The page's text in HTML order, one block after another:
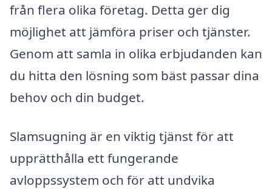
från flera olika företag. Detta ger dig
möjlighet att jämföra priser och tjänster.
Genom att samla in olika erbjudanden kan
du hitta den lösning som bäst passar dina
behov och din budget.
Slamsugning är en viktig tjänst för att
upprätthålla ett fungerande
avloppssystem och för att undvika